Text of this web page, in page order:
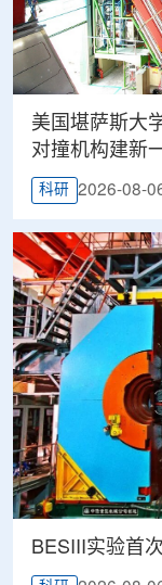
美国堪萨斯大
对撞机构建新
科研 2026-08-
BESIII实验首